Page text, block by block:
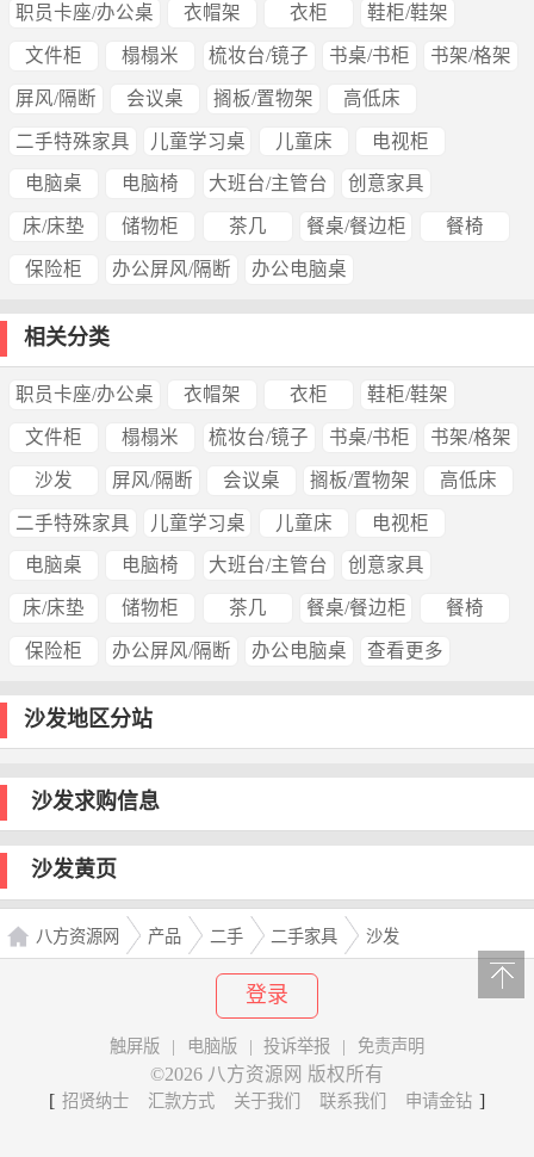
职员卡座/办公桌 衣帽架 衣柜 鞋柜/鞋架
文件柜 榻榻米 梳妆台/镜子 书桌/书柜 书架/格架
屏风/隔断 会议桌 搁板/置物架 高低床
二手特殊家具 儿童学习桌 儿童床 电视柜
电脑桌 电脑椅 大班台/主管台 创意家具
床/床垫 储物柜 茶几 餐桌/餐边柜 餐椅
保险柜 办公屏风/隔断 办公电脑桌
相关分类
职员卡座/办公桌 衣帽架 衣柜 鞋柜/鞋架
文件柜 榻榻米 梳妆台/镜子 书桌/书柜 书架/格架
沙发 屏风/隔断 会议桌 搁板/置物架 高低床
二手特殊家具 儿童学习桌 儿童床 电视柜
电脑桌 电脑椅 大班台/主管台 创意家具
床/床垫 储物柜 茶几 餐桌/餐边柜 餐椅
保险柜 办公屏风/隔断 办公电脑桌 查看更多
沙发地区分站
沙发求购信息
沙发黄页
八方资源网 产品 二手 二手家具 沙发
登录
触屏版 | 电脑版 | 投诉举报 | 免责声明
©2026 八方资源网 版权所有
[ 招贤纳士 汇款方式 关于我们 联系我们 申请金钻 ]